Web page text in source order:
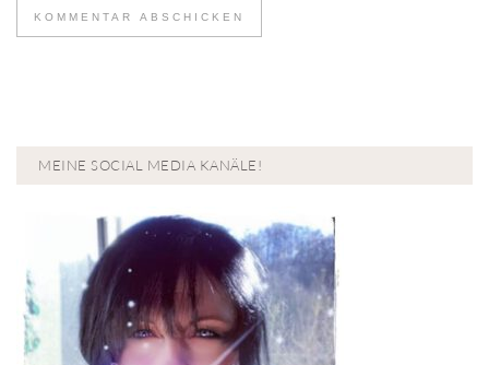
MEINE SOCIAL MEDIA KANÄLE!